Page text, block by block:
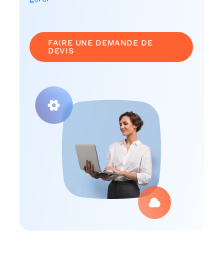
FAIRE UNE DEMANDE DE
DEVIS